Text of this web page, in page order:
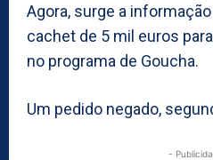
Agora, surge a
cachet de 5 mil euros
no programa de Goucha.
Um pedido negado,
-